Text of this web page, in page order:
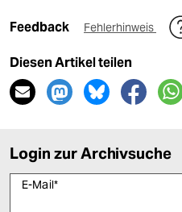
Feedback Fehlerhinweis
Diesen Artikel teilen
Login zur Archivsuche
E-Mail*